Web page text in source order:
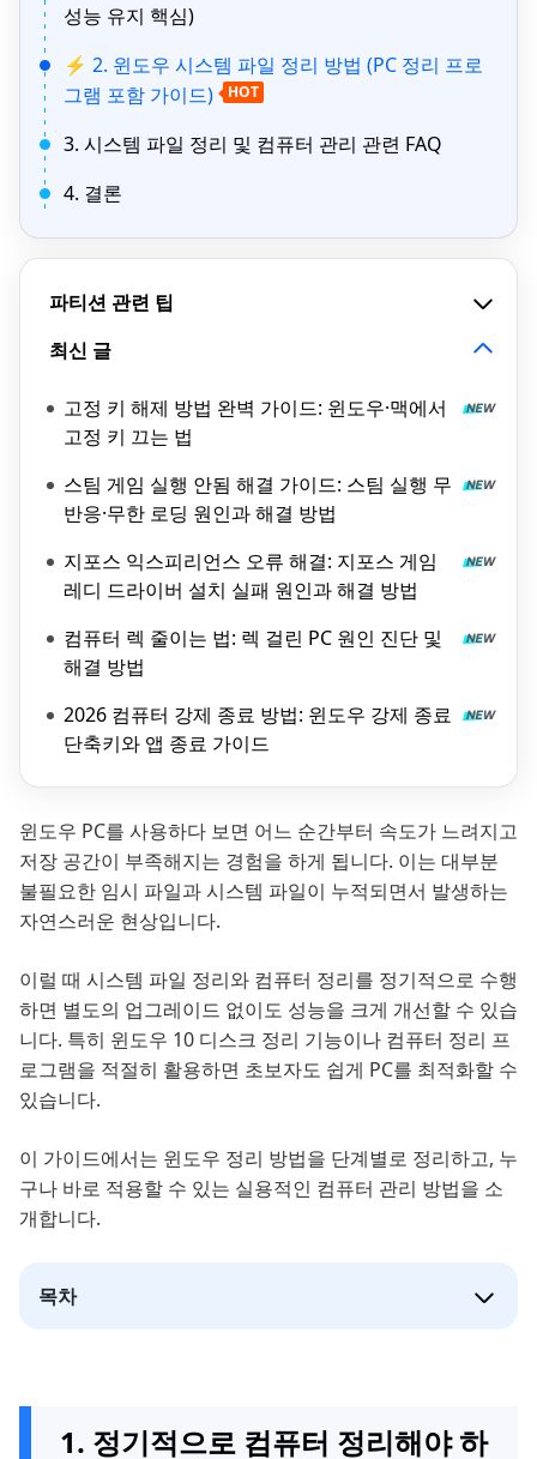
성능 유지 핵심)
⚡ 2. 윈도우 시스템 파일 정리 방법 (PC 정리 프로
그램 포함 가이드)
HOT
3. 시스템 파일 정리 및 컴퓨터 관리 관련 FAQ
4. 결론
파티션 관련 팁
최신 글
고정 키 해제 방법 완벽 가이드: 윈도우·맥에서
고정 키 끄는 법
스팀 게임 실행 안됨 해결 가이드: 스팀 실행 무
반응·무한 로딩 원인과 해결 방법
지포스 익스피리언스 오류 해결: 지포스 게임
레디 드라이버 설치 실패 원인과 해결 방법
컴퓨터 렉 줄이는 법: 렉 걸린 PC 원인 진단 및
해결 방법
2026 컴퓨터 강제 종료 방법: 윈도우 강제 종료
단축키와 앱 종료 가이드
윈도우 PC를 사용하다 보면 어느 순간부터 속도가 느려지고
저장 공간이 부족해지는 경험을 하게 됩니다. 이는 대부분
불필요한 임시 파일과 시스템 파일이 누적되면서 발생하는
자연스러운 현상입니다.
이럴 때 시스템 파일 정리와 컴퓨터 정리를 정기적으로 수행
하면 별도의 업그레이드 없이도 성능을 크게 개선할 수 있습
니다. 특히 윈도우 10 디스크 정리 기능이나 컴퓨터 정리 프
로그램을 적절히 활용하면 초보자도 쉽게 PC를 최적화할 수
있습니다.
이 가이드에서는 윈도우 정리 방법을 단계별로 정리하고, 누
구나 바로 적용할 수 있는 실용적인 컴퓨터 관리 방법을 소
개합니다.
목차
1. 정기적으로 컴퓨터 정리해야 하